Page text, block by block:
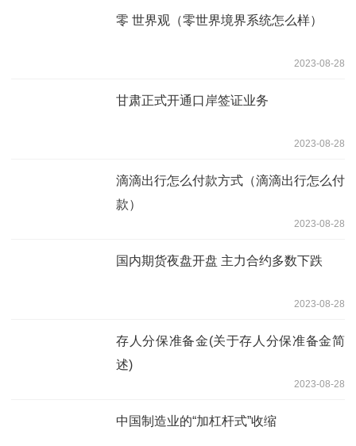
零 世界观（零世界境界系统怎么样）
2023-08-28
甘肃正式开通口岸签证业务
2023-08-28
滴滴出行怎么付款方式（滴滴出行怎么付
款）
2023-08-28
国内期货夜盘开盘 主力合约多数下跌
2023-08-28
存人分保准备金(关于存人分保准备金简
述)
2023-08-28
中国制造业的“加杠杆式”收缩